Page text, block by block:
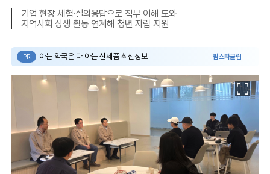
기업 현장 체험·질의응답으로 직무 이해 도와
지역사회 상생 활동 연계해 청년 자립 지원
PR 아는 약국은 다 아는 신제품 최신정보 팜스타클럽